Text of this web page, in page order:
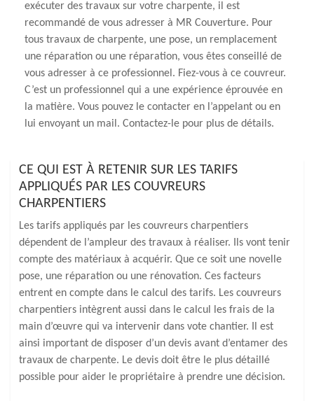
exécuter des travaux sur votre charpente, il est
recommandé de vous adresser à MR Couverture. Pour
tous travaux de charpente, une pose, un remplacement
une réparation ou une réparation, vous êtes conseillé de
vous adresser à ce professionnel. Fiez-vous à ce couvreur.
C’est un professionnel qui a une expérience éprouvée en
la matière. Vous pouvez le contacter en l’appelant ou en
lui envoyant un mail. Contactez-le pour plus de détails.
CE QUI EST À RETENIR SUR LES TARIFS
APPLIQUÉS PAR LES COUVREURS
CHARPENTIERS
Les tarifs appliqués par les couvreurs charpentiers
dépendent de l’ampleur des travaux à réaliser. Ils vont tenir
compte des matériaux à acquérir. Que ce soit une novelle
pose, une réparation ou une rénovation. Ces facteurs
entrent en compte dans le calcul des tarifs. Les couvreurs
charpentiers intègrent aussi dans le calcul les frais de la
main d’œuvre qui va intervenir dans vote chantier. Il est
ainsi important de disposer d’un devis avant d’entamer des
travaux de charpente. Le devis doit être le plus détaillé
possible pour aider le propriétaire à prendre une décision.